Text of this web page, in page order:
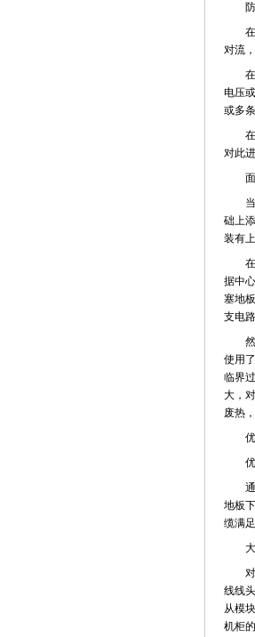
防
在数
对流
在传
电压
或多
在传
对此
面
当下
础上
装有
在数
据中
塞地
支电
然而
使用
临界
大，
废热
优
优
通过
地板
缆满
大
对于
线线
从模
机柜